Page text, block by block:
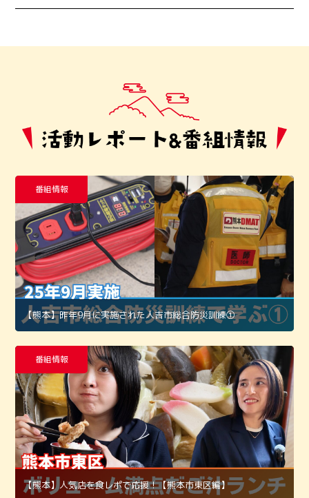
番組情報
【熊本】昨年9月に実施された人吉市総合防災訓練①
番組情報
【熊本】人気店を食レポで応援！【熊本市東区編】